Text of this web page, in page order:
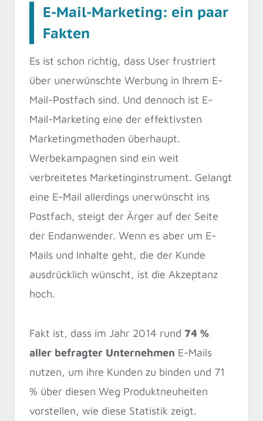
E-Mail-Marketing: ein paar
Fakten
Es ist schon richtig, dass User frustriert
über unerwünschte Werbung in Ihrem E-
Mail-Postfach sind. Und dennoch ist E-
Mail-Marketing eine der effektivsten
Marketingmethoden überhaupt.
Werbekampagnen sind ein weit
verbreitetes Marketinginstrument. Gelangt
eine E-Mail allerdings unerwünscht ins
Postfach, steigt der Ärger auf der Seite
der Endanwender. Wenn es aber um E-
Mails und Inhalte geht, die der Kunde
ausdrücklich wünscht, ist die Akzeptanz
hoch.
Fakt ist, dass im Jahr 2014 rund 74 %
aller befragter Unternehmen E-Mails
nutzen, um ihre Kunden zu binden und 71
% über diesen Weg Produktneuheiten
vorstellen, wie diese Statistik zeigt.